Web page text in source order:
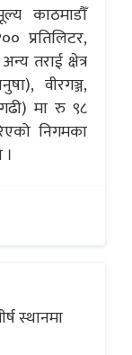
काठमाडौँ
प्रतिलिटर,
तराई क्षेत्र
वीरगञ्ज,
मा रु ९८
निगमका
स्थानमा